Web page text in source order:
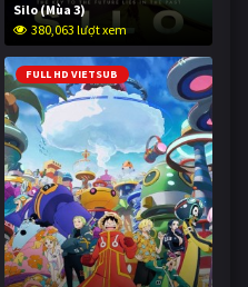
Silo (Mùa 3)
380,063 lượt xem
FULL HD VIETSUB